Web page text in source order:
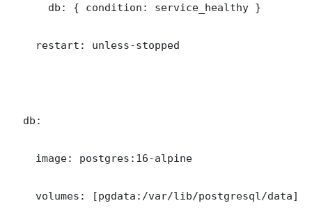
      db: { condition: service_healthy }
    restart: unless-stopped
  db:
    image: postgres:16-alpine
    volumes: [pgdata:/var/lib/postgresql/data]